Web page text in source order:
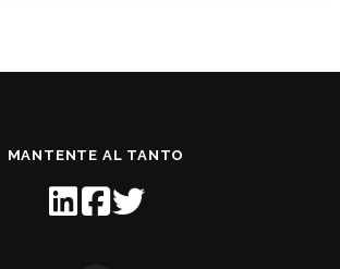
MANTENTE AL TANTO